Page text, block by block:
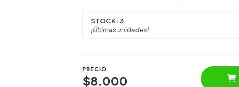
STOCK: 3
¡Últimas unidades!
PRECIO
$8.000